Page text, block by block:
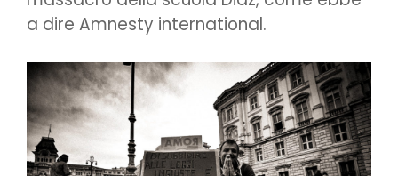
a dire Amnesty international.